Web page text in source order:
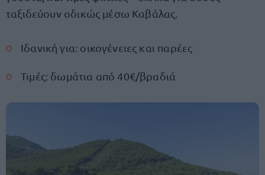
ταξιδεύουν οδικώς μέσω Καβάλας.
Ιδανική για: οικογένειες και παρέες
Τιμές: δωμάτια από 40€/βραδιά